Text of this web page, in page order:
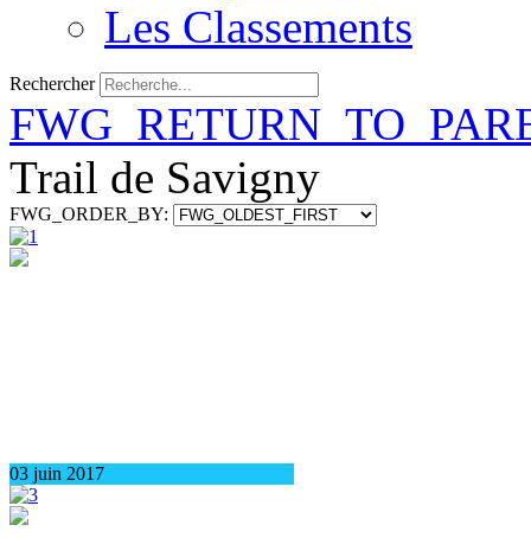
Les Classements
Rechercher
Trail de Savigny
FWG_ORDER_BY:
03 juin 2017